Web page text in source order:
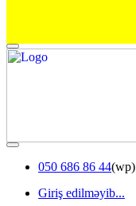
050 686 86 44(wp)
Giriş edilməyib...